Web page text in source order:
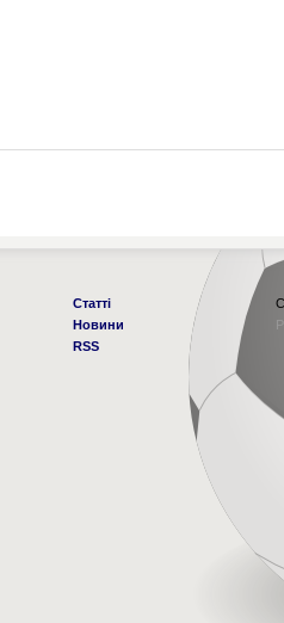
Статті
Новини
RSS